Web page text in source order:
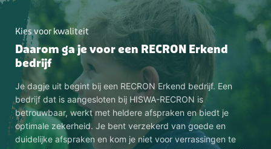
Kies voor kwaliteit
Daarom ga je voor een RECRON Erkend
bedrijf
Je dagje uit begint bij een RECRON Erkend bedrijf. Een
bedrijf dat is aangesloten bij HISWA-RECRON is
betrouwbaar, werkt met heldere afspraken en biedt je
optimale zekerheid. Je bent verzekerd van goede en
duidelijke afspraken en kom je niet voor verrassingen te